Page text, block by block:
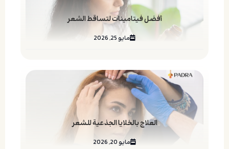
أفضل فيتامينات لتساقط الشعر
مايو 25, 2026
العلاج بالخلايا الجذعية للشعر
مايو 20, 2026